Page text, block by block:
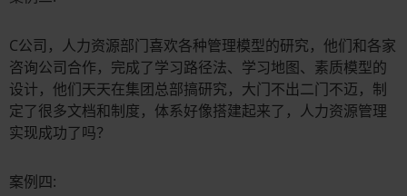
C公司，人力资源部门喜欢各种管理模型的研究，他们和各家
咨询公司合作，完成了学习路径法、学习地图、素质模型的
设计，他们天天在集团总部搞研究，大门不出二门不迈，制
定了很多文档和制度，体系好像搭建起来了，人力资源管理
实现成功了吗？
案例四: